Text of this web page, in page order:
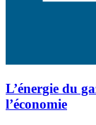
L’énergie du
l’économie